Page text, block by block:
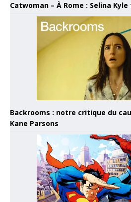
Catwoman – À Rome : Selina
Backrooms : notre critique du
Kane Parsons